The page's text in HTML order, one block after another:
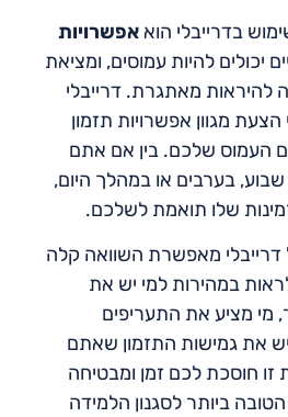
בדרייבלי הוא אפשרויות
יכולים להיות עמוסים, ומציאת
להיראות מאתגרת. דרייבלי
מגוון אפשרויות תזמון
העמוס שלכם. בין אם אתם
שבוע, בערבים או במהלך היום,
שלו תואמת לשלכם.
מאפשרת השוואה קלה
במהירות למי יש את
מי מציע את התעריפים
יש את גמישות התזמון שאתם
זו חוסכת לכם זמן ומבטיחה
ביותר לסגנון הלמידה